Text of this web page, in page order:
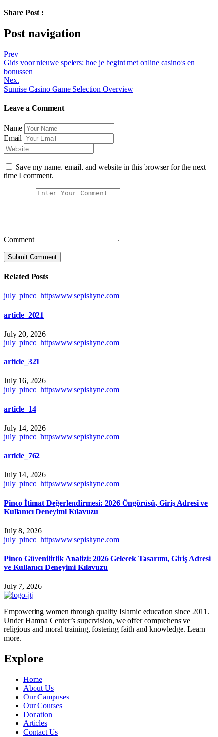
Share Post :
Post navigation
Prev
Gids voor nieuwe spelers: hoe je begint met online casino’s en
bonussen
Next
Sunrise Casino Game Selection Overview
Leave a Comment
Name
Email
Save my name, email, and website in this browser for the next
time I comment.
Comment
Related Posts
july_pinco_httpswww.sepishyne.com
article_2021
July 20, 2026
july_pinco_httpswww.sepishyne.com
article_321
July 16, 2026
july_pinco_httpswww.sepishyne.com
article_14
July 14, 2026
july_pinco_httpswww.sepishyne.com
article_762
July 14, 2026
july_pinco_httpswww.sepishyne.com
Pinco İtimat Değerlendirmesi: 2026 Öngörüsü, Giriş Adresi ve
Kullanıcı Deneyimi Kılavuzu
July 8, 2026
july_pinco_httpswww.sepishyne.com
Pinco Güvenilirlik Analizi: 2026 Gelecek Tasarımı, Giriş Adresi
ve Kullanıcı Deneyimi Kılavuzu
July 7, 2026
Empowering women through quality Islamic education since 2011.
Under Hamna Center’s supervision, we offer comprehensive
religious and moral training, fostering faith and knowledge. Learn
more.
Explore
Home
About Us
Our Campuses
Our Courses
Donation
Articles
Contact Us